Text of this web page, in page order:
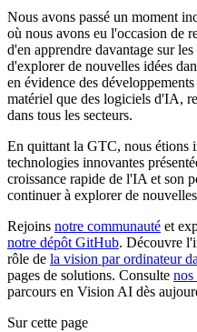
Nous avons passé un moment
où nous avons eu l'occasion de
d'en apprendre davantage sur
d'explorer de nouvelles idées
en évidence des
matériel que des logiciels d'IA,
dans tous les secteurs.
En quittant la GTC, nous étions
technologies innovantes
croissance rapide de l'IA et son
continuer à explorer de
Rejoins notre communauté et
notre dépôt GitHub. Découvre
rôle de la vision par ordinateur
pages de solutions. Consulte nos
parcours en Vision AI dès
Sur cette page